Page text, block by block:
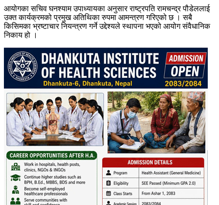
आयोगका सचिव घनश्याम उपाध्यायका अनुसार राष्ट्रपति रामचन्द्र पौडेललाई
उक्त कार्यक्रमको प्रमुख अतिथिका रुपमा आमन्त्रण गरिएको छ । सबै
किसिमका भ्रष्टाचार नियन्त्रण गर्ने उद्देश्यले स्थापना भएको आयोग संवैधानिक
निकाय हो ।